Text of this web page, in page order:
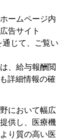
ームページ内
告サイト
通じて、ご覧い
、給与報酬閲
詳細情報の確
において幅広
供し、医療機
り質の高い医